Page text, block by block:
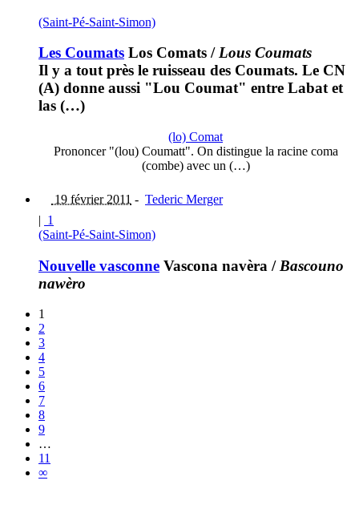
(Saint-Pé-Saint-Simon)
Les Coumats Los Comats /Lous Coumats
Il y a tout près le ruisseau des Coumats. Le CN
(A) donne aussi "Lou Coumat" entre Labat et
las (…)
(lo) Comat
Prononcer "(lou) Coumatt". On distingue la racine coma
(combe) avec un (…)
19 février 2011 - Tederic Merger
| 1
(Saint-Pé-Saint-Simon)
Nouvelle vasconne Vascona navèra / Bascouno
nawèro
1
2
3
4
5
6
7
8
9
…
11
∞